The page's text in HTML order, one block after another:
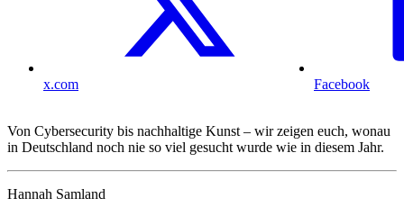
x.com Facebook
Von Cybersecurity bis nachhaltige Kunst – wir zeigen euch, wonau
in Deutschland noch nie so viel gesucht wurde wie in diesem Jahr.
Hannah Samland